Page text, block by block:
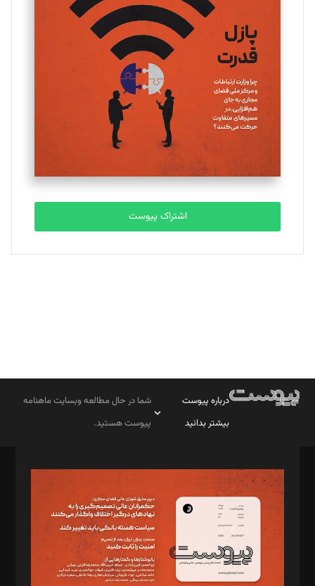
یسنا امان‌پور
تحریریه
ملینا جعفری
تحریریه
مصطفی مسجدی آرانی
تحریریه
بابک نقاش
تحریریه
اشتراک پیوست
درباره پیوست
بیشتر بدانید
شما در حال مطالعه وبسایت ماهنامه
پیوست هستید.
مدیر مسئول: محمدباقر اثنی‌عشری
سردبیر: مهرک محمودی
دبیر تحریریه: میثم قاسمی
د‌بیر ناداستان: سمانه سمیع
د‌بیر خدمت و تجارت: ابوالفضل رجبی
د‌بیر حقوق فناوری: حسام‌الدین ایپکچی